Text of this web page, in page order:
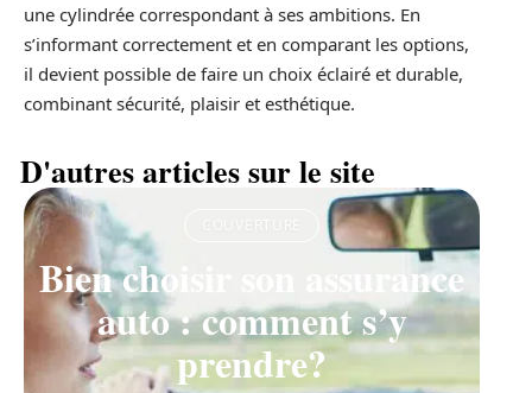
une cylindrée correspondant à ses ambitions. En
s’informant correctement et en comparant les options,
il devient possible de faire un choix éclairé et durable,
combinant sécurité, plaisir et esthétique.
D'autres articles sur le site
Bien choisir son assurance
auto : comment s’y
prendre?